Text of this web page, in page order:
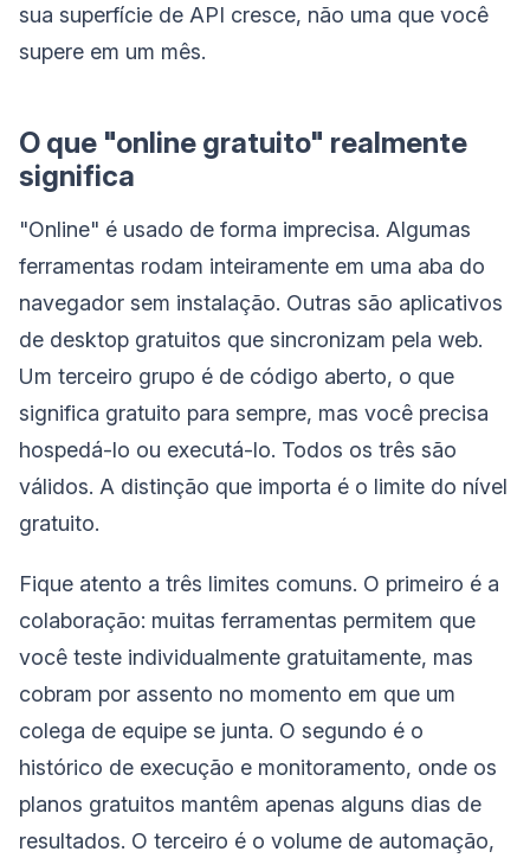
sua superfície de API cresce, não uma que você
supere em um mês.
O que "online gratuito" realmente
significa
"Online" é usado de forma imprecisa. Algumas
ferramentas rodam inteiramente em uma aba do
navegador sem instalação. Outras são aplicativos
de desktop gratuitos que sincronizam pela web.
Um terceiro grupo é de código aberto, o que
significa gratuito para sempre, mas você precisa
hospedá-lo ou executá-lo. Todos os três são
válidos. A distinção que importa é o limite do nível
gratuito.
Fique atento a três limites comuns. O primeiro é a
colaboração: muitas ferramentas permitem que
você teste individualmente gratuitamente, mas
cobram por assento no momento em que um
colega de equipe se junta. O segundo é o
histórico de execução e monitoramento, onde os
planos gratuitos mantêm apenas alguns dias de
resultados. O terceiro é o volume de automação,